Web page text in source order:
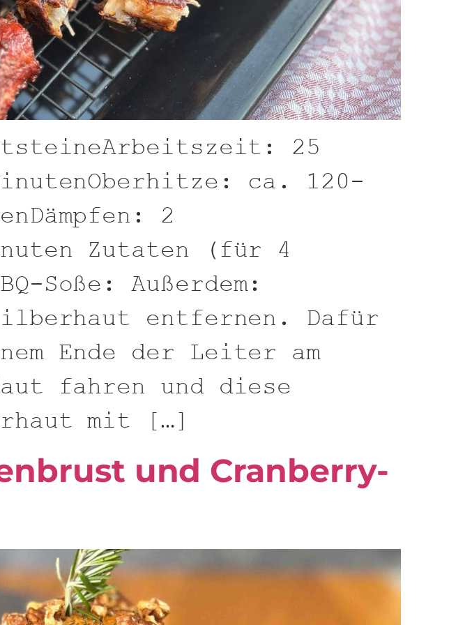
25
ca. 120-
2
Zutaten (für 4
Soße: Außerdem:
entfernen. Dafür
Ende der Leiter am
fahren und diese
mit […]
und Cranberry-